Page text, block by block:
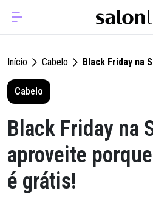
Início Cabelo
Black Friday na
porque aqui o
Cabelo
Black Friday na
aproveite
é grátis!